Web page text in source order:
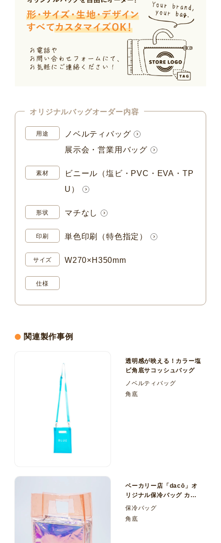
オリジナルバッグオーダー内容
用途
ノベルティバッグ
展示会・営業用バッグ
素材
ビニール（塩ビ・PVC・EVA・TP
U）
形状 マチなし
印刷 単色印刷（特色指定）
サイズ W270×H350mm
仕様
関連製作事例
透明感が映える！カラー塩
ビ角底サコッシュバッグ
ノベルティバッグ
角底
ベーカリー店「dacō」オ
リジナル保冷バッグ カラ
ー塩ビ（PVC）×ホログラ
保冷バッグ
角底